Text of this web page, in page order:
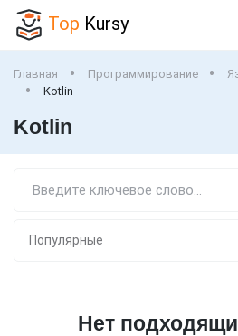
Top Kursy
Главная Программирование
Kotlin
Kotlin
Нет